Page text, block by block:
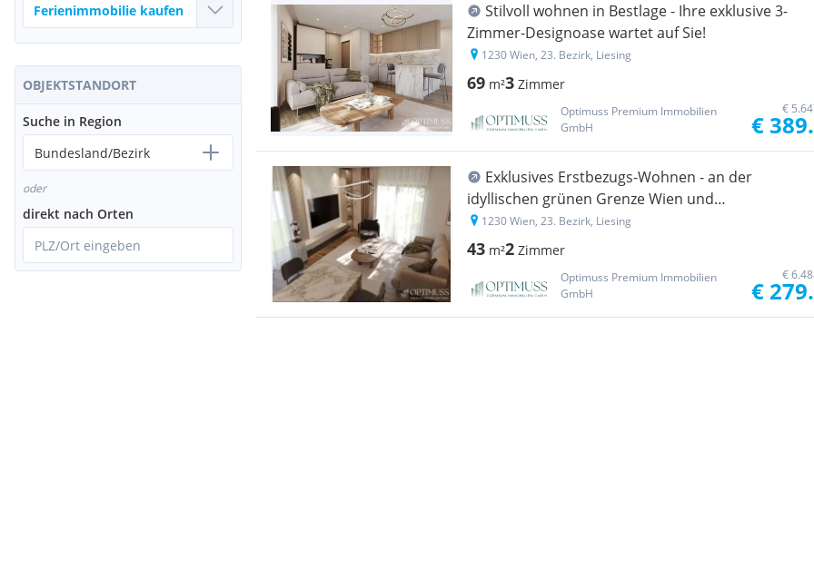
OBJEKTSTANDORT
Suche in Region
Bundesland/Bezirk
oder
direkt nach Orten
PLZ/Ort eingeben
Stilvoll wohnen in Bestlage - Ihre exklusive 3-
Zimmer-Designoase wartet auf Sie!
1230 Wien, 23. Bezirk, Liesing
69 m²3 Zimmer
Optimuss Premium Immobilien
GmbH
€
€
Exklusives Erstbezugs-Wohnen - an der
idyllischen grünen Grenze Wien und
Rodaun/Perchtoldsdorf!
1230 Wien, 23. Bezirk, Liesing
43 m²2 Zimmer
Optimuss Premium Immobilien
GmbH
€
€